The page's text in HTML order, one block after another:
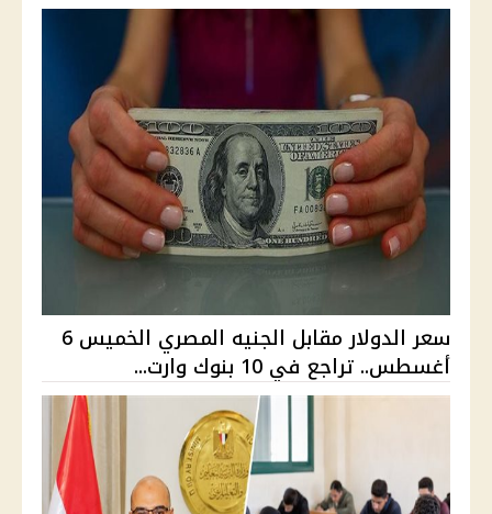
سعر الدولار مقابل الجنيه المصري الخميس 6
أغسطس.. تراجع في 10 بنوك وارت...